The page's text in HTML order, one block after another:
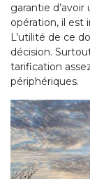
garantie
opération, il est
L’utilité de ce
décision.
tarification
périphériques.